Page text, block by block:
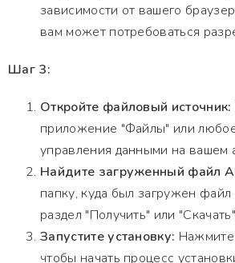
зависимости от вашего
вам может потребоваться
Шаг 3:
Откройте файловый источник:
приложение "Файлы" или
управления данными на вашем
Найдите загруженный файл
папку, куда был загружен
раздел "Получить" или
Запустите установку: Нажмите
чтобы начать процесс